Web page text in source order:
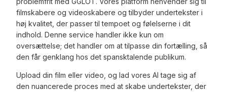
filmskabere og videoskabere og tilbyder undertekster i
høj kvalitet, der passer til tempoet og følelserne i dit
indhold. Denne service handler ikke kun om
oversættelse; det handler om at tilpasse din fortælling, så
den får genklang hos det spansktalende publikum.
Upload din film eller video, og lad vores AI tage sig af
den nuancerede proces med at skabe undertekster, der